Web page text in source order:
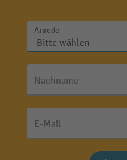
Anrede
Nachname
E-Mail